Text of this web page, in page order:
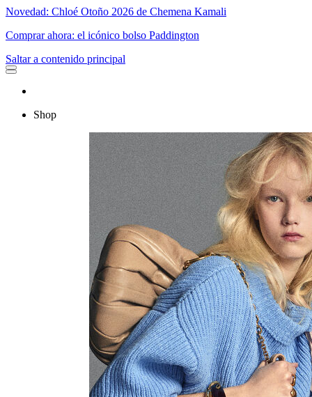
Novedad: Chloé Otoño 2026 de Chemena Kamali
Comprar ahora: el icónico bolso Paddington
Saltar a contenido principal
Shop